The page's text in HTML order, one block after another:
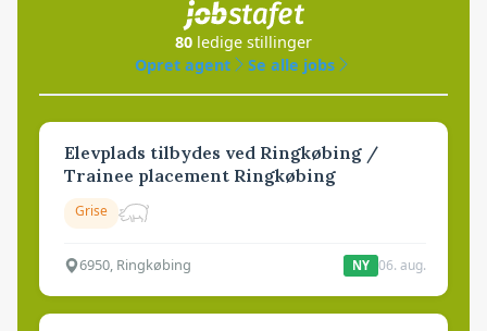
80 ledige stillinger
Opret agent
Se alle jobs
Elevplads tilbydes ved Ringkøbing /
Trainee placement Ringkøbing
Grise
6950, Ringkøbing NY 06. aug.